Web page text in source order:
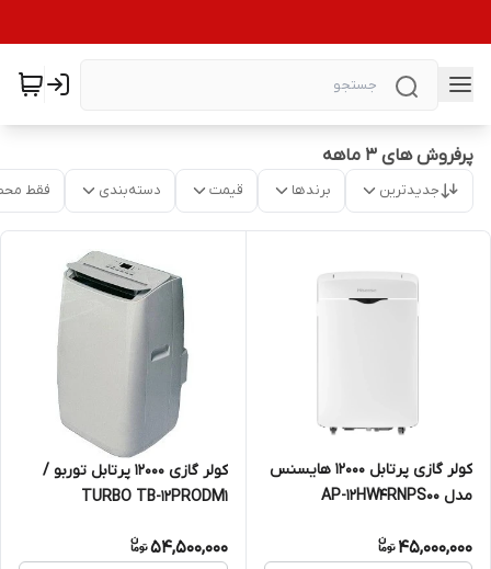
پرفروش های 3 ماهه
جدیدترین برندها قیمت دسته‌بندی فقط
کولر گازی پرتابل 12000 هایسنس
مدل AP-12HW4RNPS00
45,000,000
کولر گازی ۱۲۰۰۰ پرتابل توربو /
TURBO TB-12PRODM1
54,500,000